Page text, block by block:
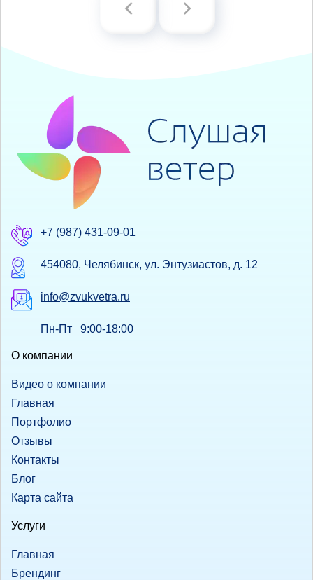
+7 (987) 431-09-01
454080, Челябинск, ул. Энтузиастов, д. 12
info@zvukvetra.ru
Пн-Пт 9:00-18:00
О компании
Видео о компании
Главная
Портфолио
Отзывы
Контакты
Блог
Карта сайта
Услуги
Главная
Брендинг